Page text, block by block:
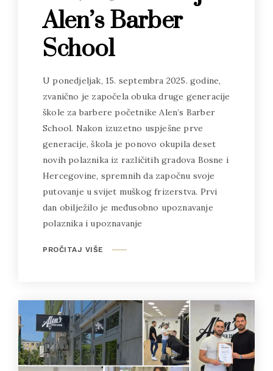
Alen’s Barber
School
U ponedjeljak, 15. septembra 2025. godine,
zvanično je započela obuka druge generacije
škole za barbere početnike Alen’s Barber
School. Nakon izuzetno uspješne prve
generacije, škola je ponovo okupila deset
novih polaznika iz različitih gradova Bosne i
Hercegovine, spremnih da započnu svoje
putovanje u svijet muškog frizerstva. Prvi
dan obilježilo je međusobno upoznavanje
polaznika i upoznavanje
PROČITAJ VIŠE